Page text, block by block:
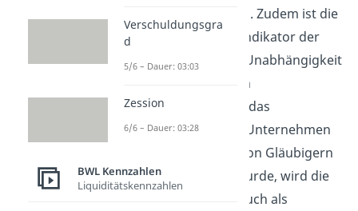
gezogen werden können. Zudem ist die
FK-Quote ein wichtiger Indikator der
Kapitalstruktur und der Unabhängigkeit
eines Unternehmens von
Fremdkapitalgebern. Da das
Fremdkapital nicht dem Unternehmen
selbst gehört, sondern von Gläubigern
wie Banken zugeführt wurde, wird die
Fremdkapitalquote oft auch als
Verschuldungsgra
d
5/6 – Dauer: 03:03
Zession
6/6 – Dauer: 03:28
BWL Kennzahlen
Liquiditätskennzahlen